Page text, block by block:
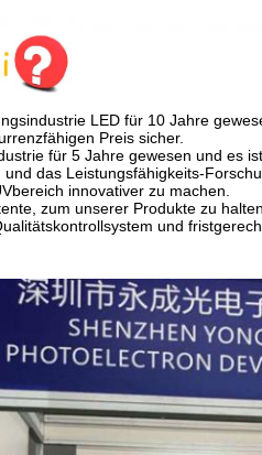
LED für 10 Jahre
Preis sicher.
für 5 Jahre gewesen und es
das Leistungsfähigkeits-
innovativer zu machen.
zum unserer Produkte zu
und